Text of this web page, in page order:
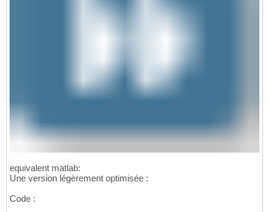
equivalent matlab:
Une version légèrement optimisée :
Code :